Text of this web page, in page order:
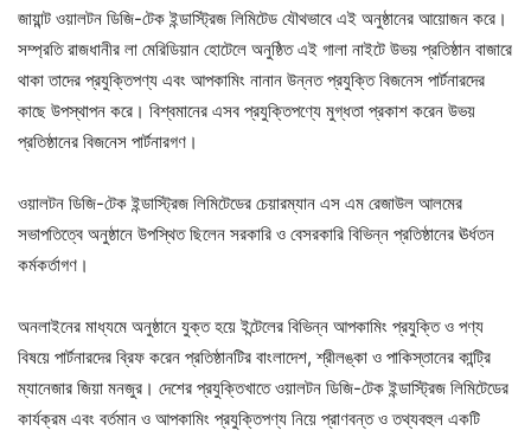
জায়ান্ট ওয়ালটন ডিজি-টেক ইন্ডাস্ট্রিজ লিমিটেড যৌথভাবে এই অনুষ্ঠানের আয়োজন করে।
সম্প্রতি রাজধানীর লা মেরিডিয়ান হোটেলে অনুষ্ঠিত এই গালা নাইটে উভয় প্রতিষ্ঠান বাজারে
থাকা তাদের প্রযুক্তিপণ্য এবং আপকামিং নানান উন্নত প্রযুক্তি বিজনেস পার্টনারদের
কাছে উপস্থাপন করে। বিশ্বমানের এসব প্রযুক্তিপণ্যে মুগ্ধতা প্রকাশ করেন উভয়
প্রতিষ্ঠানের বিজনেস পার্টনারগণ।
ওয়ালটন ডিজি-টেক ইন্ডাস্ট্রিজ লিমিটেডের চেয়ারম্যান এস এম রেজাউল আলমের
সভাপতিত্বে অনুষ্ঠানে উপস্থিত ছিলেন সরকারি ও বেসরকারি বিভিন্ন প্রতিষ্ঠানের ঊর্ধতন
কর্মকর্তাগণ।
অনলাইনের মাধ্যমে অনুষ্ঠানে যুক্ত হয়ে ইন্টেলের বিভিন্ন আপকামিং প্রযুক্তি ও পণ্য
বিষয়ে পার্টনারদের ব্রিফ করেন প্রতিষ্ঠানটির বাংলাদেশ, শ্রীলঙ্কা ও পাকিস্তানের কান্ট্রি
ম্যানেজার জিয়া মনজুর। দেশের প্রযুক্তিখাতে ওয়ালটন ডিজি-টেক ইন্ডাস্ট্রিজ লিমিটেডের
কার্যক্রম এবং বর্তমান ও আপকামিং প্রযুক্তিপণ্য নিয়ে প্রাণবন্ত ও তথ্যবহুল একটি